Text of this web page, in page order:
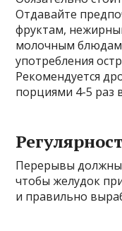
Отдавайте
фруктам,
молочным
употребления
Рекомендуется
порциями 4-5 раз
Перерывы
чтобы желудок
и правильно